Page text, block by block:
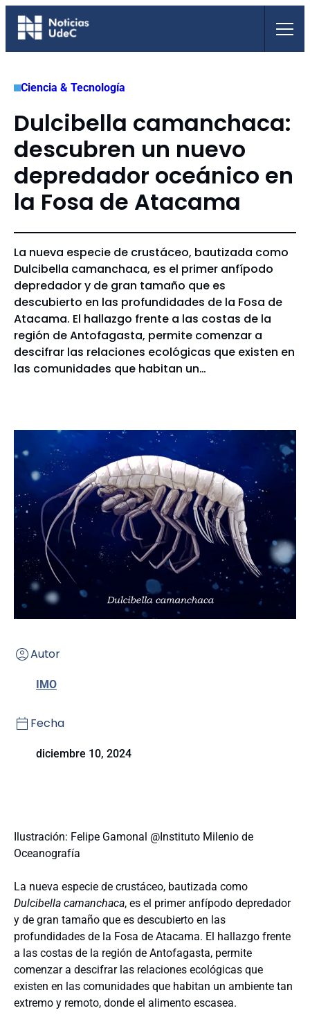
Saltar
Ciencia & Tecnología
Dulcibella camanchaca:
descubren un nuevo
depredador oceánico en
la Fosa de Atacama
La nueva especie de crustáceo, bautizada como
Dulcibella camanchaca, es el primer anfípodo
depredador y de gran tamaño que es
descubierto en las profundidades de la Fosa de
Atacama. El hallazgo frente a las costas de la
región de Antofagasta, permite comenzar a
descifrar las relaciones ecológicas que existen en
las comunidades que habitan un…
Autor
IMO
Fecha
diciembre 10, 2024
Ilustración: Felipe Gamonal @Instituto Milenio de
Oceanografía
La nueva especie de crustáceo, bautizada como
Dulcibella camanchaca, es el primer anfípodo depredador
y de gran tamaño que es descubierto en las
profundidades de la Fosa de Atacama. El hallazgo frente
a las costas de la región de Antofagasta, permite
comenzar a descifrar las relaciones ecológicas que
existen en las comunidades que habitan un ambiente tan
extremo y remoto, donde el alimento escasea.